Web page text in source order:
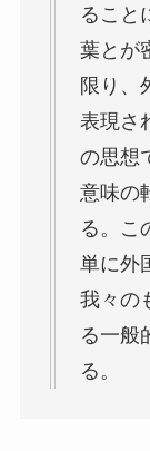
ること
葉とが
限り、
表現さ
の思想
意味の
る。こ
単に外
我々の
る一般
る。